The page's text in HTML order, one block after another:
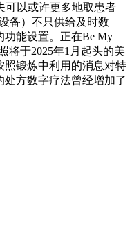
可以或许更多地取患者
备）不只供给及时数
能设置。正在Be My
将于2025年1月起头的美
照锻炼中利用的消息对特
方数字疗法曾经增加了